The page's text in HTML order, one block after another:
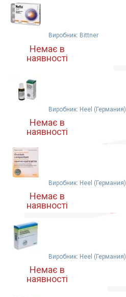
сечогінні препарати (1)
спазмолітики (1)
судинорозширювальні (1)
щитовидна залоза (1)
Виробник: Bittner
Немає в
наявності
Виробник: Heel (Германия)
Немає в
наявності
Виробник: Heel (Германия)
Немає в
наявності
Виробник: Heel (Германия)
Немає в
наявності